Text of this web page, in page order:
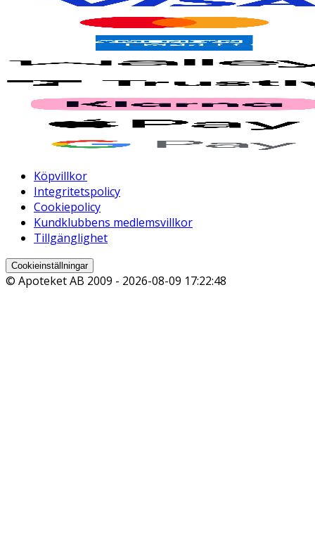
Köpvillkor
Integritetspolicy
Cookiepolicy
Kundklubbens medlemsvillkor
Tillgänglighet
Cookieinställningar
© Apoteket AB 2009 - 2026-08-09 17:22:48